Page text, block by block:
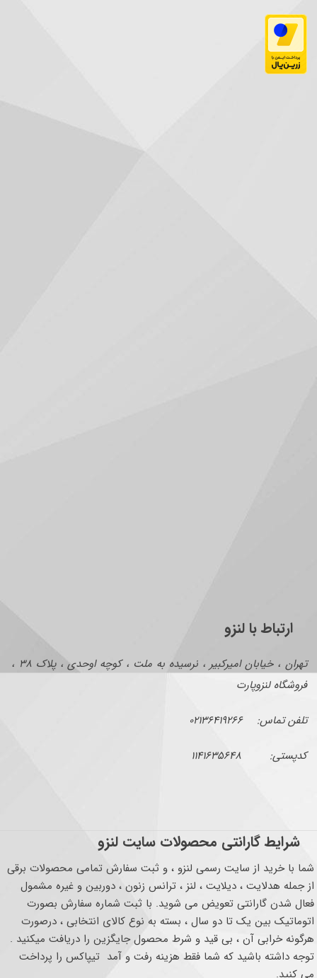
ارتباط با لنزو
تهران ، خیابان امیرکبیر ، نرسیده به ملت ، کوچه اوحدی ، پلاک ۳۸ ،
فروشگاه لنزوپارت
تلفن تماس: ۰۲۱۳۶۴۱۹۲۶۶
کدپستی: ۱۱۴۱۶۳۵۶۴۸
شرایط گارانتی محصولات سایت لنزو
شما با خرید از سایت رسمی لنزو ، و ثبت سفارش تمامی محصولات برقی
از جمله هدلایت ، دیلایت ، لنز ، ترانس زنون ، دوربین و غیره مشمول
فعال شدن گارانتی تعویض می شوید. با ثبت شماره سفارش بصورت
اتوماتیک بین یک تا دو سال ، بسته به نوع کالای انتخابی ، درصورت
هرگونه خرابی آن ، بی قید و شرط محصول جایگزین را دریافت میکنید .
توجه داشته باشید که شما فقط هزینه رفت و آمد تیپاکس را پرداخت
می کنید.